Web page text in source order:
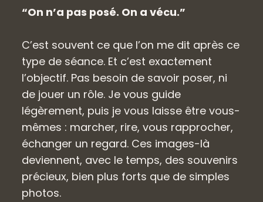
“On n’a pas posé. On a vécu.”
C’est souvent ce que l’on me dit après ce
type de séance. Et c’est exactement
l’objectif. Pas besoin de savoir poser, ni
de jouer un rôle. Je vous guide
légèrement, puis je vous laisse être vous-
mêmes : marcher, rire, vous rapprocher,
échanger un regard. Ces images-là
deviennent, avec le temps, des souvenirs
précieux, bien plus forts que de simples
photos.